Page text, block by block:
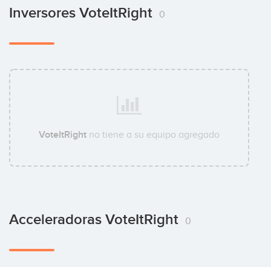
Inversores VoteItRight 0
VoteItRight no tiene a su equipo agregado
Acceleradoras VoteItRight 0